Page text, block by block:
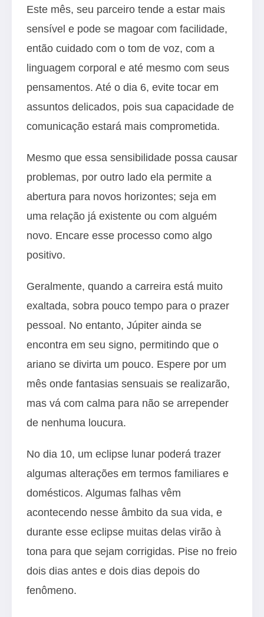
Este mês, seu parceiro tende a estar mais
sensível e pode se magoar com facilidade,
então cuidado com o tom de voz, com a
linguagem corporal e até mesmo com seus
pensamentos. Até o dia 6, evite tocar em
assuntos delicados, pois sua capacidade de
comunicação estará mais comprometida.
Mesmo que essa sensibilidade possa causar
problemas, por outro lado ela permite a
abertura para novos horizontes; seja em
uma relação já existente ou com alguém
novo. Encare esse processo como algo
positivo.
Geralmente, quando a carreira está muito
exaltada, sobra pouco tempo para o prazer
pessoal. No entanto, Júpiter ainda se
encontra em seu signo, permitindo que o
ariano se divirta um pouco. Espere por um
mês onde fantasias sensuais se realizarão,
mas vá com calma para não se arrepender
de nenhuma loucura.
No dia 10, um eclipse lunar poderá trazer
algumas alterações em termos familiares e
domésticos. Algumas falhas vêm
acontecendo nesse âmbito da sua vida, e
durante esse eclipse muitas delas virão à
tona para que sejam corrigidas. Pise no freio
dois dias antes e dois dias depois do
fenômeno.